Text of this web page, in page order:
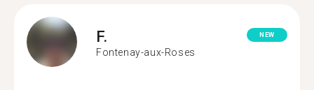
F.
Fontenay-aux-Roses
NEW